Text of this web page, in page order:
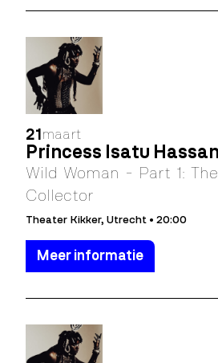
21 maart
Princess Isatu
Wild Woman - Part 1:
Collector
Theater Kikker, Utrecht • 20:00
Meer informatie